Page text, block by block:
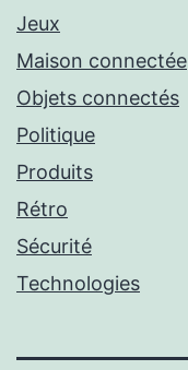
Jeux
Maison connectée
Objets connectés
Politique
Produits
Rétro
Sécurité
Technologies